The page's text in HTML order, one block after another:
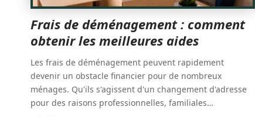
Frais de déménagement : comment
obtenir les meilleures aides
Les frais de déménagement peuvent rapidement
devenir un obstacle financier pour de nombreux
ménages. Qu'ils s'agissent d'un changement d'adresse
pour des raisons professionnelles, familiales…